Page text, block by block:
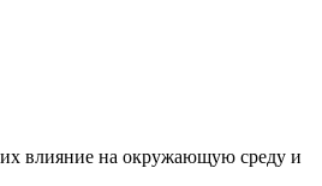
их влияние на окружающую среду и